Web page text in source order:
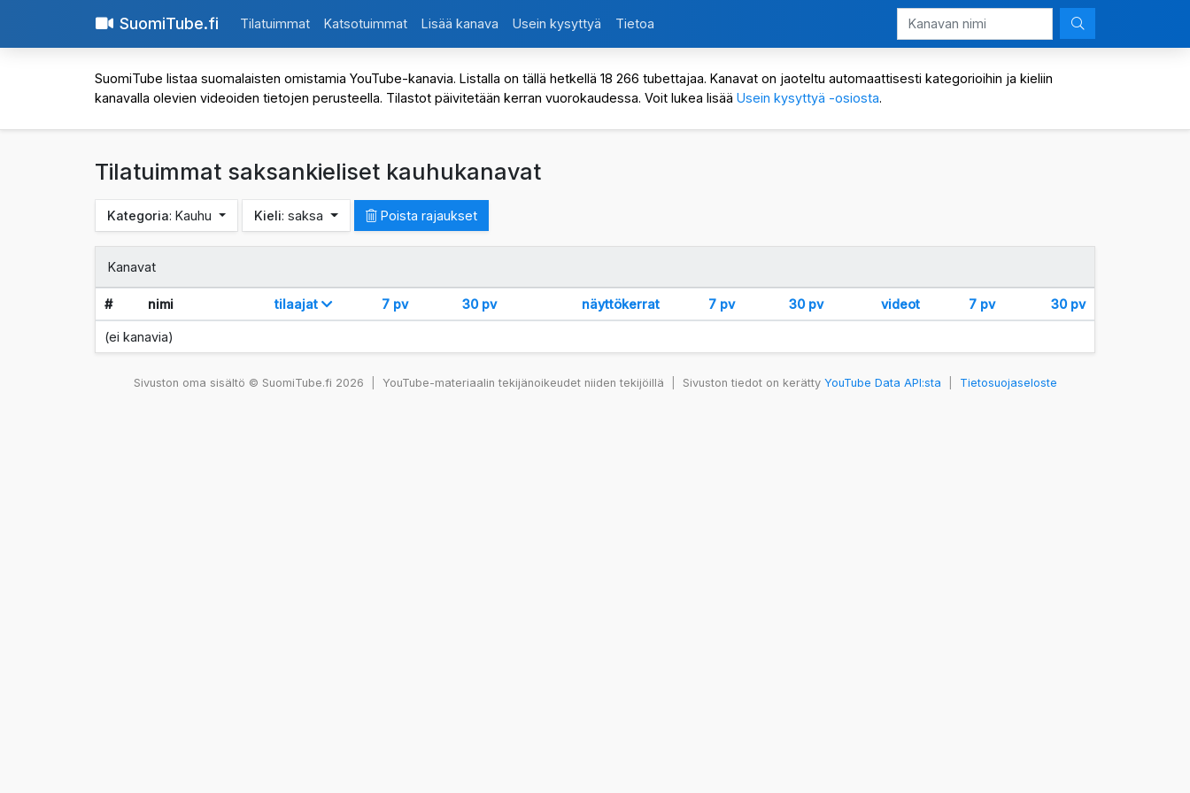
SuomiTube.fi Tilatuimmat Katsotuimmat Lisää kanava Usein kysyttyä Tietoa
SuomiTube listaa suomalaisten omistamia YouTube-kanavia. Listalla on tällä hetkellä 18 266 tubettajaa. Kanavat on jaoteltu automaattisesti kategorioihin ja kieliin
kanavalla olevien videoiden tietojen perusteella. Tilastot päivitetään kerran vuorokaudessa. Voit lukea lisää Usein kysyttyä -osiosta.
Tilatuimmat saksankieliset kauhukanavat
Kategoria: Kauhu Kieli: saksa Poista rajaukset
Kanavat
# nimi tilaajat 7 pv 30 pv näyttökerrat 7 pv 30 pv videot 7 pv 30 pv
(ei kanavia)
Sivuston oma sisältö © SuomiTube.fi 2026 YouTube-materiaalin tekijänoikeudet niiden tekijöillä Sivuston tiedot on kerätty YouTube Data API:sta Tietosuojaseloste